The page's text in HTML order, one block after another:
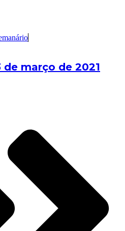
de março de 2021